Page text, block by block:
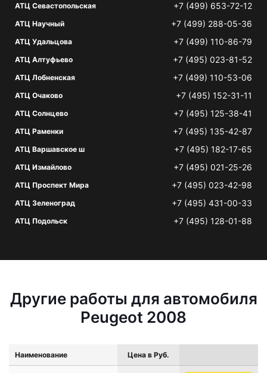
АТЦ Севастопольская +7 (499) 653-72-12
АТЦ Научный +7 (499) 288-05-36
АТЦ Удальцова +7 (499) 110-86-79
АТЦ Алтуфьево +7 (495) 023-81-52
АТЦ Лобненская +7 (499) 110-53-06
АТЦ Очаково +7 (495) 152-31-11
АТЦ Солнцево +7 (495) 125-38-41
АТЦ Раменки +7 (495) 135-42-87
АТЦ Варшавское ш +7 (495) 182-17-65
АТЦ Измайлово +7 (495) 021-25-26
АТЦ Проспект Мира +7 (495) 023-42-98
АТЦ Зеленоград +7 (495) 431-00-33
АТЦ Подольск +7 (495) 128-01-88
Другие работы для автомобиля
Peugeot 2008
Наименование Цена в Руб.